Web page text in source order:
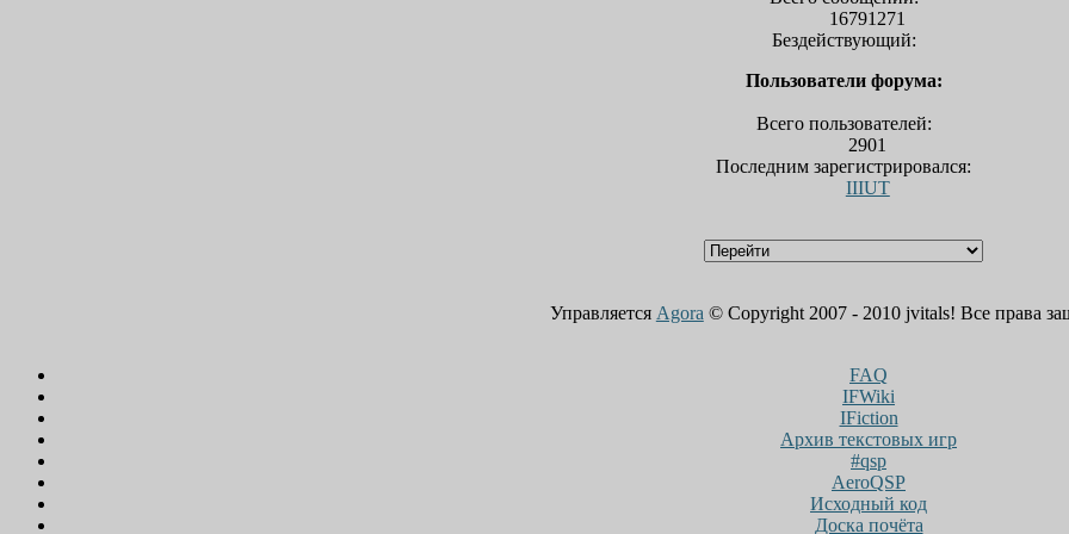
16791271
Бездействующий:
Пользователи форума:
Всего пользователей:
2901
Последним зарегистрировался:
IIIUT
Управляется Agora © Copyright 2007 - 2010 jvitals! Все права
FAQ
IFWiki
IFiction
Архив текстовых игр
#qsp
AeroQSP
Исходный код
Доска почёта